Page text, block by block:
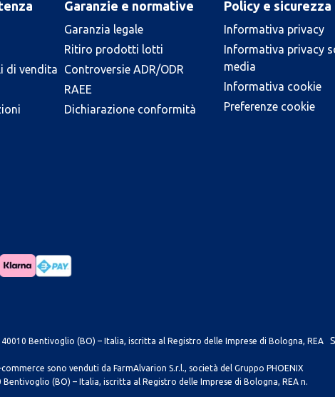
di vendita
Garanzie e normative
Garanzia legale
Ritiro prodotti lotti
Controversie ADR/ODR
RAEE
Dichiarazione conformità
Policy e sicurezza
Informativa privacy
Informativa privacy
media
Informativa cookie
Preferenze cookie
Bentivoglio (BO) – Italia, iscritta al Registro delle Imprese di Bologna, REA
sono venduti da FarmAlvarion S.r.l., società del Gruppo PHOENIX
(BO) – Italia, iscritta al Registro delle Imprese di Bologna, REA n.